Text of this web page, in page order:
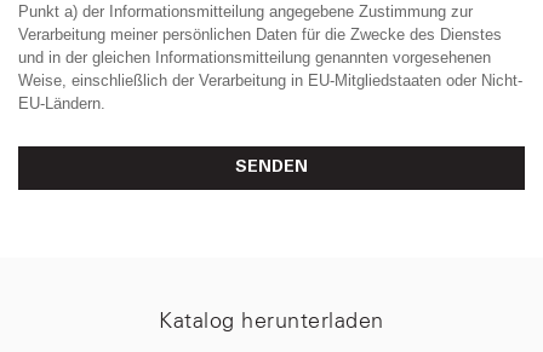
Punkt a) der Informationsmitteilung angegebene Zustimmung zur
Verarbeitung meiner persönlichen Daten für die Zwecke des Dienstes
und in der gleichen Informationsmitteilung genannten vorgesehenen
Weise, einschließlich der Verarbeitung in EU-Mitgliedstaaten oder Nicht-
EU-Ländern.
SENDEN
Katalog herunterladen